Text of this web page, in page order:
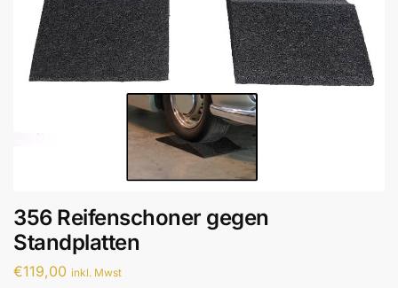
356 Reifenschoner gegen
Standplatten
€119,00 inkl. Mwst